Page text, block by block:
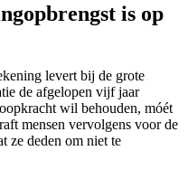
is op
levert bij de grote
de afgelopen vijf jaar
wil behouden, móét
mensen vervolgens voor de
ze deden om niet te